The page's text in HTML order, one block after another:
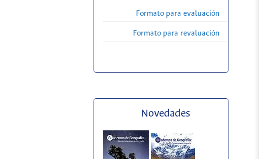
Formato para evaluación
Formato para revaluación
Novedades